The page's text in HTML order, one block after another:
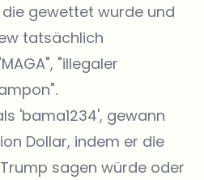
gewettet wurde und
tatsächlich
"illegaler
'bama1234', gewann
Dollar, indem er die
sagen würde oder